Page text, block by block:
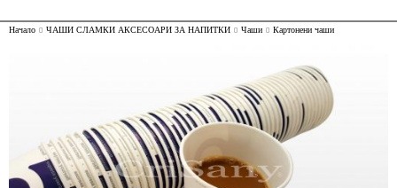
Начало ЧАШИ СЛАМКИ АКСЕСОАРИ ЗА НАПИТКИ Чаши Картонени чаши